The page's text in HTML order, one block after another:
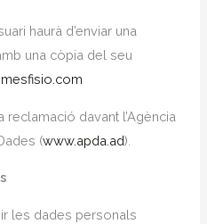
haurà d’enviar una
una còpia del seu
reclamació davant l’Agència
(www.apda.ad).
les dades personals